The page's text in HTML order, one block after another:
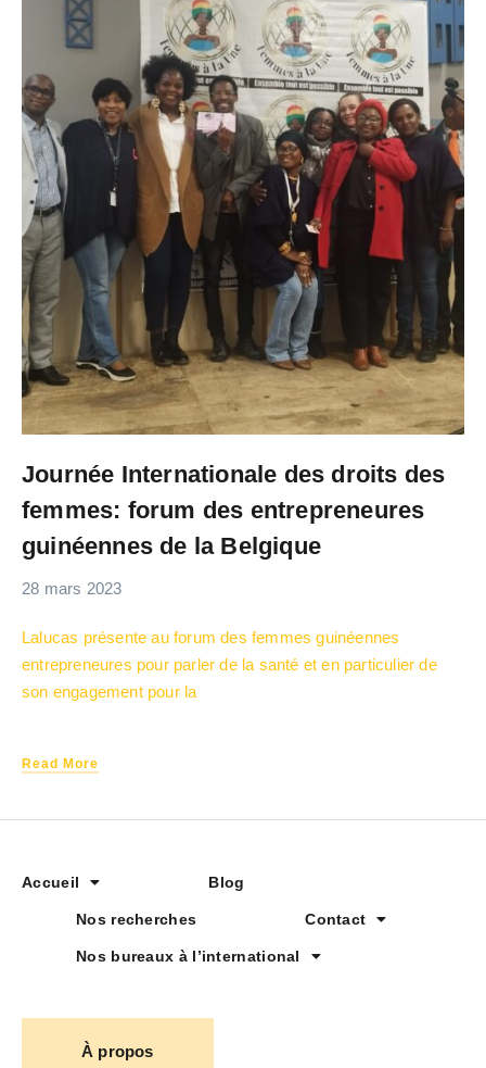
Journée Internationale des droits des
femmes: forum des entrepreneures
guinéennes de la Belgique
28 mars 2023
Lalucas présente au forum des femmes guinéennes
entrepreneures pour parler de la santé et en particulier de
son engagement pour la
Read More
Accueil Blog
Nos recherches Contact
Nos bureaux à l’international
À propos